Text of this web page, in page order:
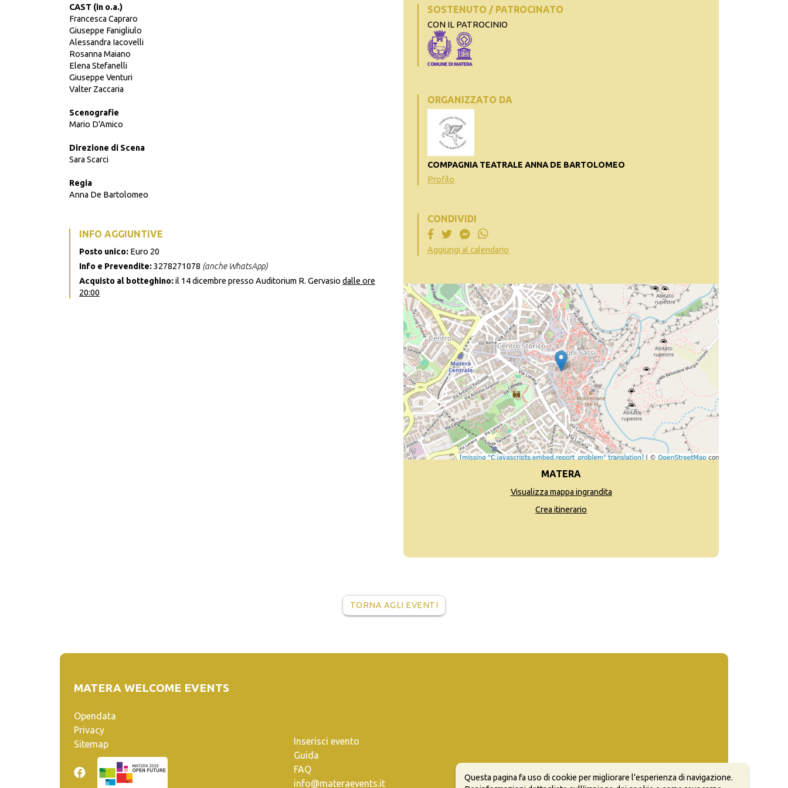
CAST (in o.a.)
Francesca Capraro
Giuseppe Fanigliulo
Alessandra Iacovelli
Rosanna Maiano
Elena Stefanelli
Giuseppe Venturi
Valter Zaccaria
Scenografie
Mario D'Amico
Direzione di Scena
Sara Scarci
Regia
Anna De Bartolomeo
INFO AGGIUNTIVE
Posto unico: Euro 20
Info e Prevendite:3278271078 (anche WhatsApp)
Acquisto al botteghino:il 14 dicembre presso Auditorium R. Gervasio dalle ore
20:00
SOSTENUTO / PATROCINATO
CON IL PATROCINIO
ORGANIZZATO DA
COMPAGNIA TEATRALE ANNA DE BARTOLOMEO
Profilo
CONDIVIDI
Aggiungi al calendario
MATERA
Visualizza mappa ingrandita
Crea itinerario
TORNA AGLI EVENTI
MATERA WELCOME EVENTS
Opendata
Privacy
Sitemap
Inserisci evento
Guida
FAQ
info@materaevents.it
Questa pagina fa uso di cookie per migliorare l’esperienza di navigazione.